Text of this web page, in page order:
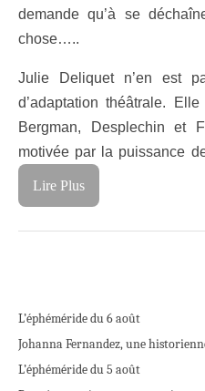
demande qu’à se
chose…..
Julie Deliquet n’en est
d’adaptation théâtrale.
Bergman, Desplechin et
motivée par la puissance
Lire Plus
L’éphéméride du 6 août
Johanna Fernandez, une
L’éphéméride du 5 août